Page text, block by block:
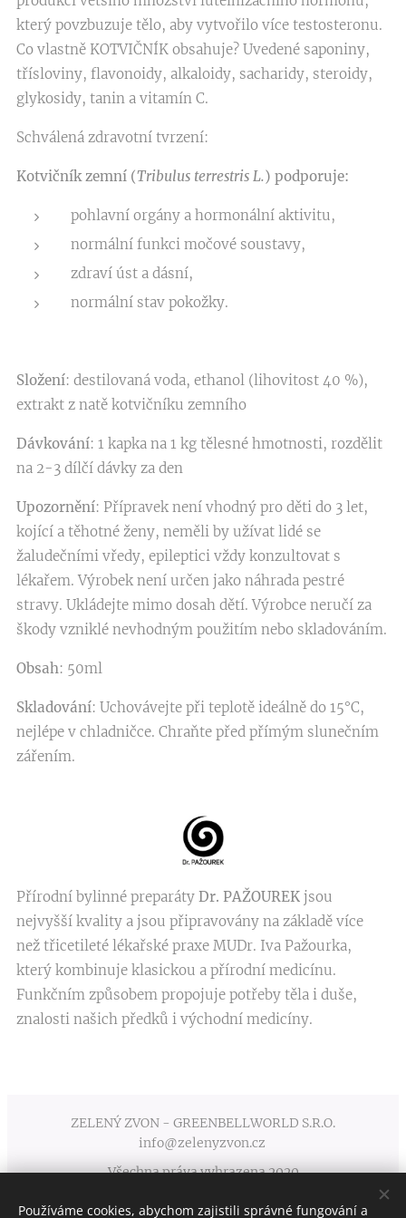
který povzbuzuje tělo, aby vytvořilo více testosteronu.
Co vlastně KOTVIČNÍK obsahuje? Uvedené saponiny,
třísloviny, flavonoidy, alkaloidy, sacharidy, steroidy,
glykosidy, tanin a vitamín C.
Schválená zdravotní tvrzení:
Kotvičník zemní (Tribulus terrestris L.) podporuje:
pohlavní orgány a hormonální aktivitu,
normální funkci močové soustavy,
zdraví úst a dásní,
normální stav pokožky.
Složení: destilovaná voda, ethanol (lihovitost 40 %),
extrakt z natě kotvičníku zemního
Dávkování: 1 kapka na 1 kg tělesné hmotnosti, rozdělit
na 2-3 dílčí dávky za den
Upozornění: Přípravek není vhodný pro děti do 3 let,
kojící a těhotné ženy, neměli by užívat lidé se
žaludečními vředy, epileptici vždy konzultovat s
lékařem. Výrobek není určen jako náhrada pestré
stravy. Ukládejte mimo dosah dětí. Výrobce neručí za
škody vzniklé nevhodným použitím nebo skladováním.
Obsah: 50ml
Skladování: Uchovávejte při teplotě ideálně do 15°C,
nejlépe v chladničce. Chraňte před přímým slunečním
zářením.
Přírodní bylinné preparáty Dr. PAŽOUREK jsou
nejvyšší kvality a jsou připravovány na základě více
než třicetileté lékařské praxe MUDr. Iva Pažourka,
který kombinuje klasickou a přírodní medicínu.
Funkčním způsobem propojuje potřeby těla i duše,
znalosti našich předků i východní medicíny.
ZELENÝ ZVON - GREENBELLWORLD S.R.O.
info@zelenyzvon.cz
Všechna práva vyhrazena 2020
Obchodní podmínky Cookies
Používáme cookies, abychom zajistili správné fungování a